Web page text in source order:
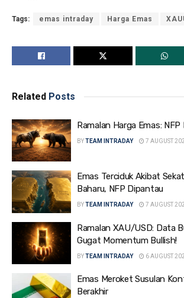
Tags: emas intraday Harga Emas
Related Posts
Ramalan Harga Emas:
BYTEAM INTRADAY 7 AUGUST
Emas Terciduk Akibat
Baharu, NFP Dipantau
BYTEAM INTRADAY 7 AUGUST
Ramalan XAU/USD: Data
Gugat Momentum Bullish!
BYTEAM INTRADAY 6 AUGUST
Emas Meroket Susulan
Berakhir